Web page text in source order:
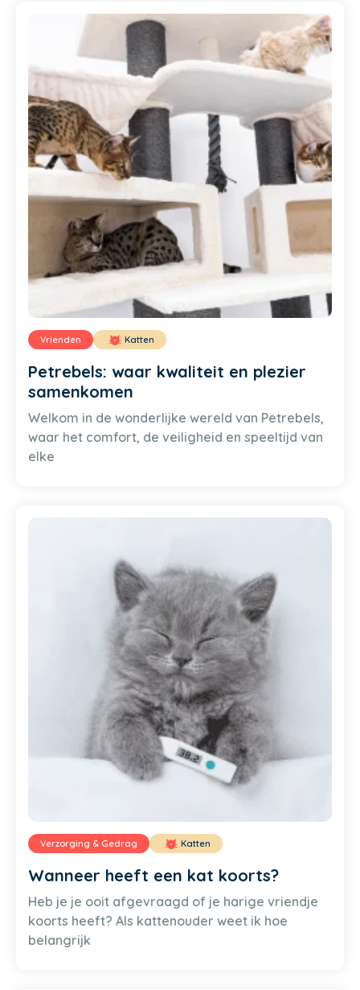
Vrienden Katten
Petrebels: waar kwaliteit en plezier
samenkomen
Welkom in de wonderlijke wereld van Petrebels,
waar het comfort, de veiligheid en speeltijd van
elke
Verzorging & Gedrag Katten
Wanneer heeft een kat koorts?
Heb je je ooit afgevraagd of je harige vriendje
koorts heeft? Als kattenouder weet ik hoe
belangrijk